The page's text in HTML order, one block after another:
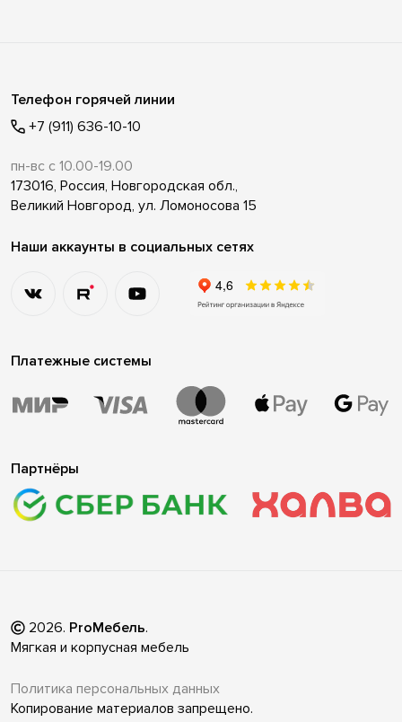
Телефон горячей линии
+7 (911) 636-10-10
пн-вс с 10.00-19.00
173016, Россия, Новгородская обл.,
Великий Новгород, ул. Ломоносова 15
Наши аккаунты в социальных сетях
Платежные системы
Партнёры
2026. ProМебель.
Мягкая и корпусная мебель
Политика персональных данных
Копирование материалов запрещено.